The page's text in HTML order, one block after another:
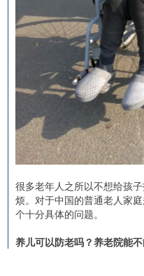
很多老年人之所以不想给孩
烦。对于中国的普通老人家
个十分具体的问题。
养儿可以防老吗？养老院能